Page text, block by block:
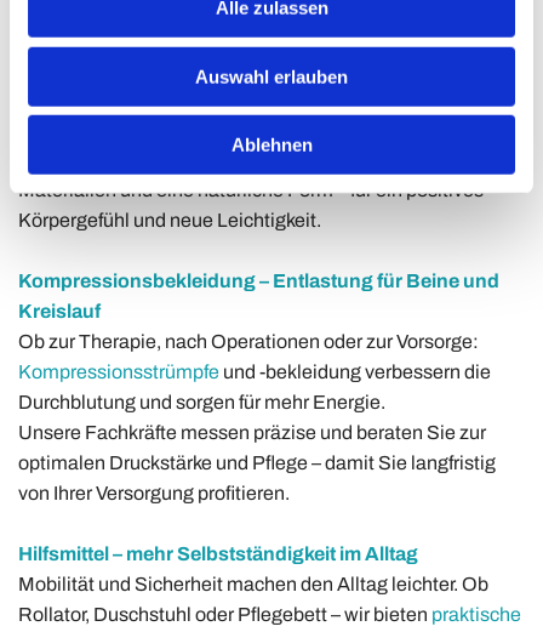
Alle zulassen
Auswahl erlauben
Ablehnen
Brustprothesen – natürliches Aussehen, spürbarer
Komfort
Nach einer Brustoperation zählt Vertrauen. In diskreter
Atmosphäre beraten wir Sie zu
, passender
Materialien und eine natürliche Form – für ein positives
Körpergefühl und neue Leichtigkeit.
Kompressionsbekleidung – Entlastung für Beine und
Kreislauf
Ob zur Therapie, nach Operationen oder zur Vorsorge:
Kompressionsstrümpfe und -bekleidung verbessern die
Durchblutung und sorgen für mehr Energie.
Unsere Fachkräfte messen präzise und beraten Sie zur
optimalen Druckstärke und Pflege – damit Sie langfristig
von Ihrer Versorgung profitieren.
Hilfsmittel – mehr Selbstständigkeit im Alltag
Mobilität und Sicherheit machen den Alltag leichter. Ob
Rollator, Duschstuhl oder Pflegebett – wir bieten praktische